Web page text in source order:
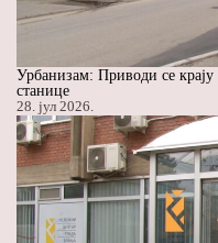
Урбанизам: Приводи се
станице
28. јул 2026.